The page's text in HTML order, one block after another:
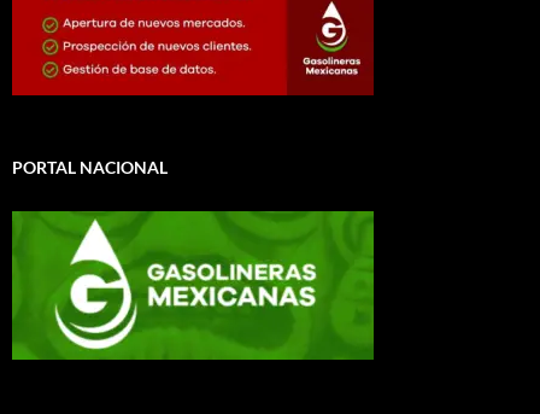
PORTAL NACIONAL